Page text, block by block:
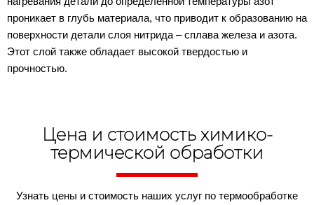
проникает в глубь материала, что приводит к образованию на
поверхности детали слоя нитрида – сплава железа и азота.
Этот слой также обладает высокой твердостью и
прочностью.
Цена и стоимость химико-
термической обработки
Узнать цены и стоимость наших услуг по термообработке